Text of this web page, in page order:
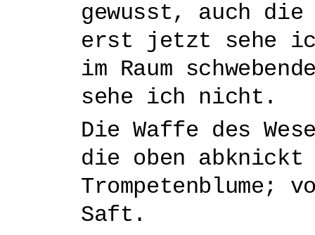
gewusst, auch
erst jetzt sehe
im Raum
sehe ich nicht.
Die Waffe des
die oben abknickt
Trompetenblume;
Saft.